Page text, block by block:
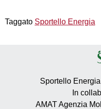
Taggato Sportello Energia
Sportello
In
AMAT Agenzia